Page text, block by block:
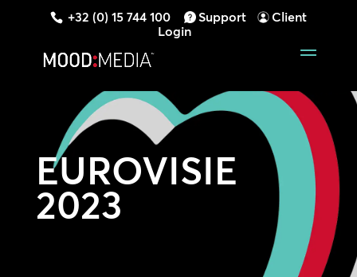
+32 (0) 15 744 100 Support
Client
Login
EUROVISIE
2023